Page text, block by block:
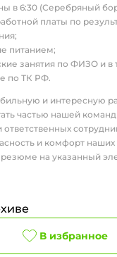
в 6:30 (Серебряный
платы по
питанием;
занятия по ФИЗО и в
по ТК РФ.
и интересную
частью нашей
и комфорт наших
на указанный
В избранное